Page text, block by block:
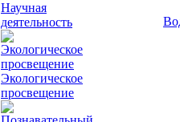
Научная
деятельность
Экологическое
просвещение